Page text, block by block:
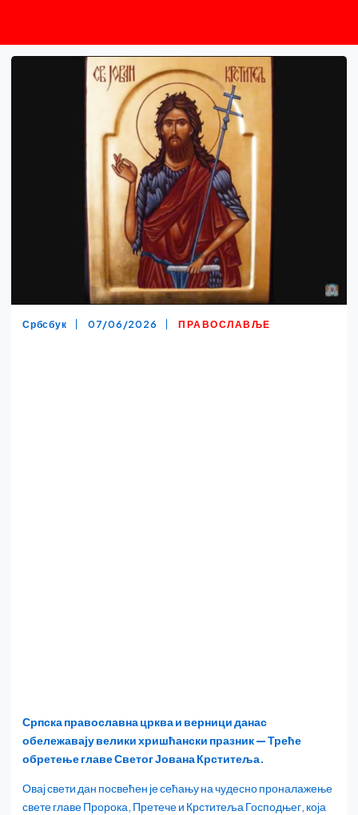
Србсбук 07/06/2026 ПРАВОСЛАВЉЕ
Српска православна црква и верници данас
обележавају велики хришћански празник — Треће
обретење главе Светог Јована Крститеља.
Овај свети дан посвећен је сећању на чудесно проналажење
свете главе Пророка, Претече и Крститеља Господњег, која